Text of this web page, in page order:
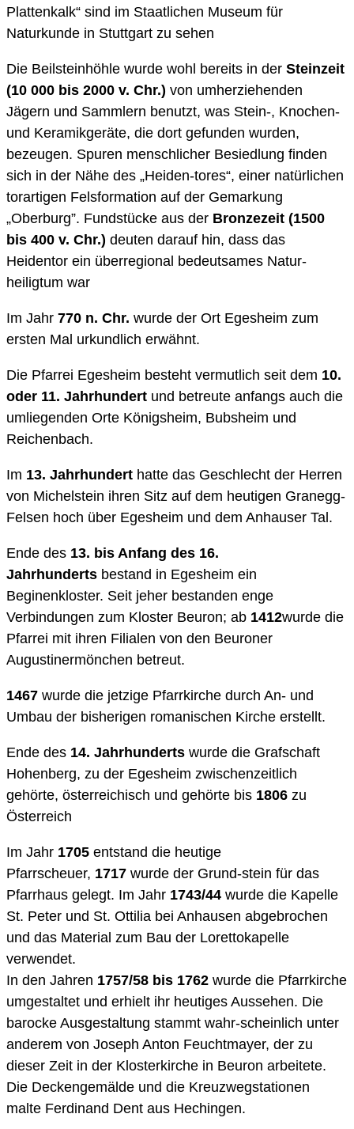
Plattenkalk“ sind im Staatlichen Museum für
Naturkunde in Stuttgart zu sehen
Die Beilsteinhöhle wurde wohl bereits in der Steinzeit
(10 000 bis 2000 v. Chr.) von umherziehenden
Jägern und Sammlern benutzt, was Stein-, Knochen-
und Keramikgeräte, die dort gefunden wurden,
bezeugen. Spuren menschlicher Besiedlung finden
sich in der Nähe des „Heiden-tores“, einer natürlichen
torartigen Felsformation auf der Gemarkung
„Oberburg”. Fundstücke aus der Bronzezeit (1500
bis 400 v. Chr.) deuten darauf hin, dass das
Heidentor ein überregional bedeutsames Natur-
heiligtum war
Im Jahr 770 n. Chr. wurde der Ort Egesheim zum
ersten Mal urkundlich erwähnt.
Die Pfarrei Egesheim besteht vermutlich seit dem 10.
oder 11. Jahrhundert und betreute anfangs auch die
umliegenden Orte Königsheim, Bubsheim und
Reichenbach.
Im 13. Jahrhundert hatte das Geschlecht der Herren
von Michelstein ihren Sitz auf dem heutigen Granegg-
Felsen hoch über Egesheim und dem Anhauser Tal.
Ende des 13. bis Anfang des 16.
Jahrhunderts bestand in Egesheim ein
Beginenkloster. Seit jeher bestanden enge
Verbindungen zum Kloster Beuron; ab 1412wurde die
Pfarrei mit ihren Filialen von den Beuroner
Augustinermönchen betreut.
1467 wurde die jetzige Pfarrkirche durch An- und
Umbau der bisherigen romanischen Kirche erstellt.
Ende des 14. Jahrhunderts wurde die Grafschaft
Hohenberg, zu der Egesheim zwischenzeitlich
gehörte, österreichisch und gehörte bis 1806 zu
Österreich
Im Jahr 1705 entstand die heutige
Pfarrscheuer, 1717 wurde der Grund-stein für das
Pfarrhaus gelegt. Im Jahr 1743/44 wurde die Kapelle
St. Peter und St. Ottilia bei Anhausen abgebrochen
und das Material zum Bau der Lorettokapelle
verwendet.
In den Jahren 1757/58 bis 1762 wurde die Pfarrkirche
umgestaltet und erhielt ihr heutiges Aussehen. Die
barocke Ausgestaltung stammt wahr-scheinlich unter
anderem von Joseph Anton Feuchtmayer, der zu
dieser Zeit in der Klosterkirche in Beuron arbeitete.
Die Deckengemälde und die Kreuzwegstationen
malte Ferdinand Dent aus Hechingen.